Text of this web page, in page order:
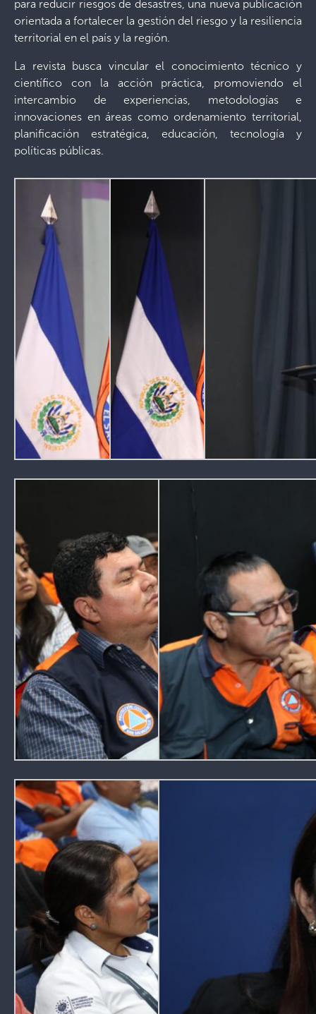
para reducir riesgos de desastres, una nueva publicación
orientada a fortalecer la gestión del riesgo y la resiliencia
territorial en el país y la región.
La revista busca vincular el conocimiento técnico y
científico con la acción práctica, promoviendo el
intercambio de experiencias, metodologías e
innovaciones en áreas como ordenamiento territorial,
planificación estratégica, educación, tecnología y
políticas públicas.